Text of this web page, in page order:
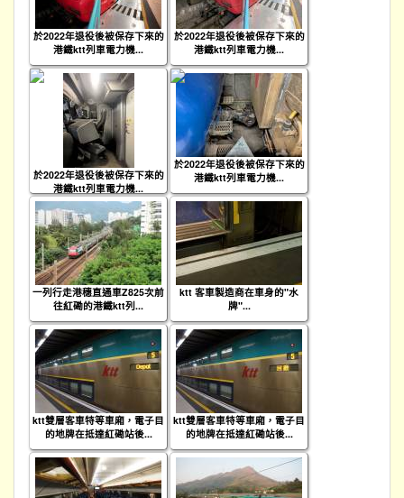
於2022年退役後被保存下來的
港鐵ktt列車電力機...
於2022年退役後被保存下來的
港鐵ktt列車電力機...
於2022年退役後被保存下來的
港鐵ktt列車電力機...
於2022年退役後被保存下來的
港鐵ktt列車電力機...
一列行走港穗直通車Z825次前
往紅磡的港鐵ktt列...
ktt 客車製造商在車身的"水
牌"...
ktt雙層客車特等車廂，電子目
的地牌在抵達紅磡站後...
ktt雙層客車特等車廂，電子目
的地牌在抵達紅磡站後...